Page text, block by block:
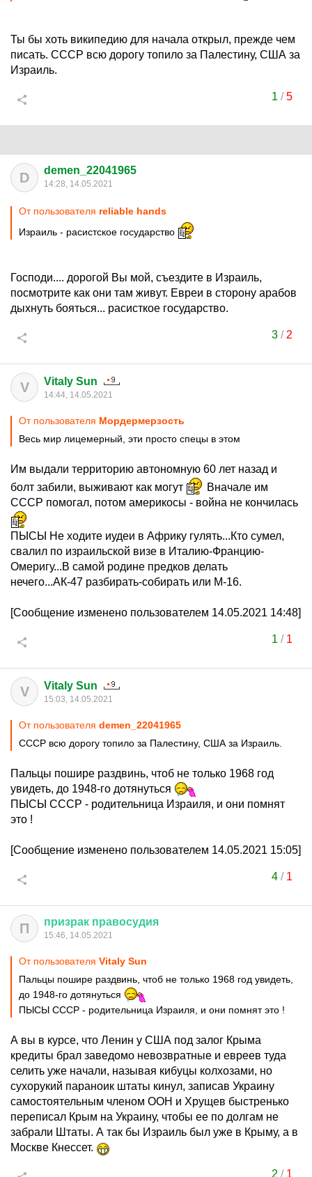
Ты бы хоть википедию для начала открыл, прежде чем
писать. СССР всю дорогу топило за Палестину, США за
Израиль.
1 /5
D demen_22041965
14:28, 14.05.2021
От пользователя reliable hands
Израиль - расистское государство
Господи.... дорогой Вы мой, съездите в Израиль,
посмотрите как они там живут. Евреи в сторону арабов
дыхнуть бояться... расисткое государство.
3/ 2
V Vitaly Sun
14:44, 14.05.2021
От пользователя Мордермерзость
Весь мир лицемерный, эти просто спецы в этом
Им выдали территорию автономную 60 лет назад и
болт забили, выживают как могут
Вначале им
СССР помогал, потом америкосы - война не кончилась
ПЫСЫ Не ходите иудеи в Африку гулять...Кто сумел,
свалил по израильской визе в Италию-Францию-
Омеригу...В самой родине предков делать
нечего...АК-47 разбирать-собирать или М-16.
[Сообщение изменено пользователем 14.05.2021 14:48]
1 / 1
V Vitaly Sun
15:03, 14.05.2021
От пользователя demen_22041965
СССР всю дорогу топило за Палестину, США за Израиль.
Пальцы пошире раздвинь, чтоб не только 1968 год
увидеть, до 1948-го дотянуться
ПЫСЫ СССР - родительница Израиля, и они помнят
это !
[Сообщение изменено пользователем 14.05.2021 15:05]
4/ 1
П призрак правосудия
15:46, 14.05.2021
От пользователя Vitaly Sun
Пальцы пошире раздвинь, чтоб не только 1968 год увидеть,
до 1948-го дотянуться
ПЫСЫ СССР - родительница Израиля, и они помнят это !
А вы в курсе, что Ленин у США под залог Крыма
кредиты брал заведомо невозвратные и евреев туда
селить уже начали, называя кибуцы колхозами, но
сухорукий параноик штаты кинул, записав Украину
самостоятельным членом ООН и Хрущев быстренько
переписал Крым на Украину, чтобы ее по долгам не
забрали Штаты. А так бы Израиль был уже в Крыму, а в
Москве Кнессет.
2 / 1